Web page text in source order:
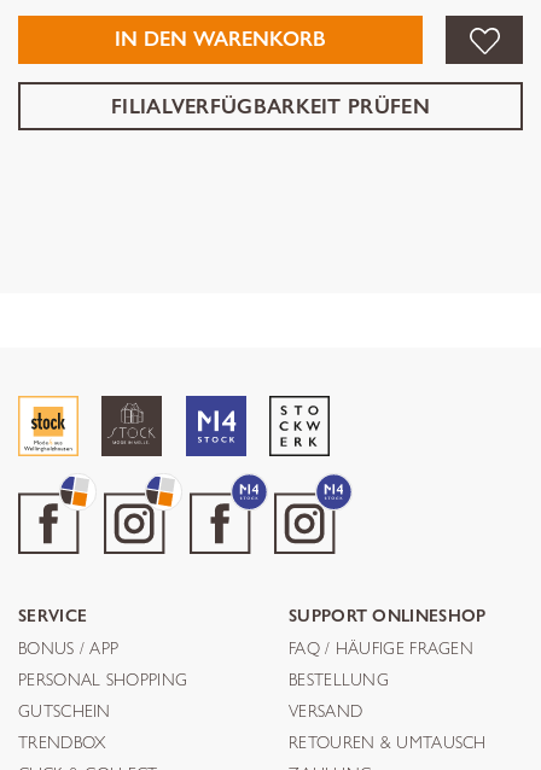
IN DEN WARENKORB
FILIALVERFÜGBARKEIT PRÜFEN
SERVICE
BONUS / APP
PERSONAL SHOPPING
GUTSCHEIN
TRENDBOX
SUPPORT ONLINESHOP
FAQ / HÄUFIGE FRAGEN
BESTELLUNG
VERSAND
RETOUREN & UMTAUSCH